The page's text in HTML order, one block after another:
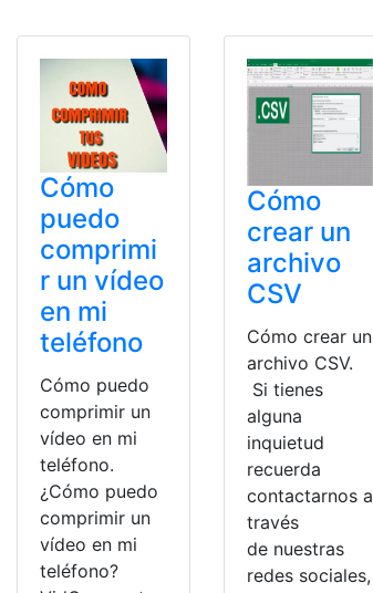
Cómo
puedo
comprimi
r un vídeo
en mi
teléfono
Cómo puedo
comprimir un
vídeo en mi
teléfono.
¿Cómo puedo
comprimir un
vídeo en mi
teléfono?
Cómo
crear un
archivo
CSV
Cómo crear un
archivo CSV.
Si tienes
alguna
inquietud
recuerda
contactarnos a
través
de nuestras
redes sociales,